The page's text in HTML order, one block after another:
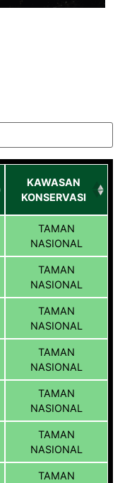
KAWASAN
KONSERVASI
TAMAN
NASIONAL
TAMAN
NASIONAL
TAMAN
NASIONAL
TAMAN
NASIONAL
TAMAN
NASIONAL
TAMAN
NASIONAL
TAMAN